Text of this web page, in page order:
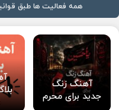
همه فعالیت ها طبق
آهنگ زنگ
جدید برای محرم